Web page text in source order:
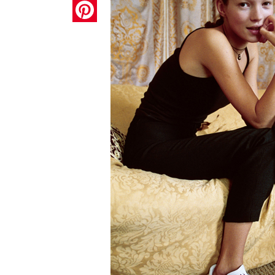
Pinterest